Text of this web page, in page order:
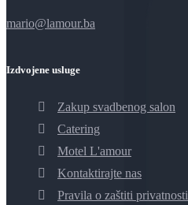
mario@lamour.ba
Izdvojene usluge
Zakup svadbenog salon
Catering
Motel L'amour
Kontaktirajte nas
Pravila o zaštiti privatnosti